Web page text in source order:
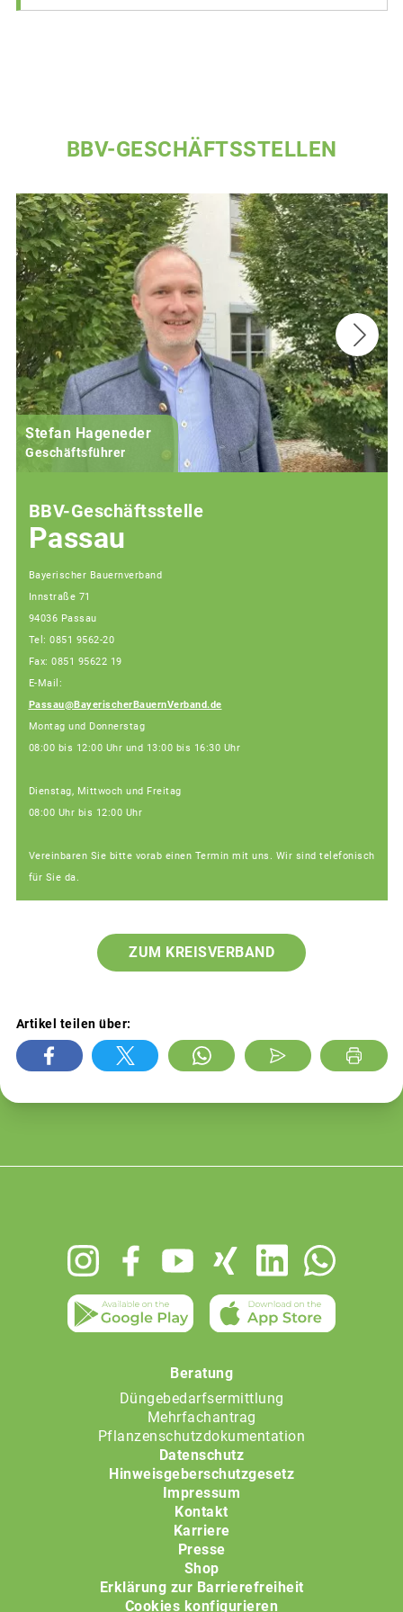
BBV-GESCHÄFTSSTELLEN
Stefan Hageneder
Geschäftsführer
BBV-Geschäftsstelle
Passau
Bayerischer Bauernverband
Innstraße 71
94036 Passau
Tel: 0851 9562-20
Fax: 0851 95622 19
E-Mail:
Passau@BayerischerBauernVerband.de
Montag und Donnerstag
08:00 bis 12:00 Uhr und 13:00 bis 16:30 Uhr
Dienstag, Mittwoch und Freitag
08:00 Uhr bis 12:00 Uhr
Vereinbaren Sie bitte vorab einen Termin mit uns. Wir sind telefonisch
für Sie da.
ZUM KREISVERBAND
Artikel teilen über:
Beratung
Düngebedarfsermittlung
Mehrfachantrag
Pflanzenschutzdokumentation
Datenschutz
Hinweisgeberschutzgesetz
Impressum
Kontakt
Karriere
Presse
Shop
Erklärung zur Barrierefreiheit
Cookies konfigurieren